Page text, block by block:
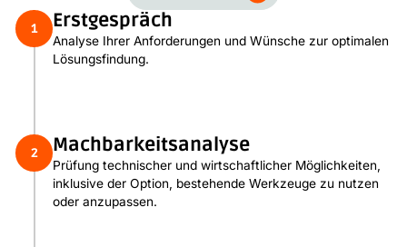
1 Erstgespräch
Analyse Ihrer Anforderungen und Wünsche zur optimalen
Lösungsfindung.
2 Machbarkeitsanalyse
Prüfung technischer und wirtschaftlicher Möglichkeiten,
inklusive der Option, bestehende Werkzeuge zu nutzen
oder anzupassen.